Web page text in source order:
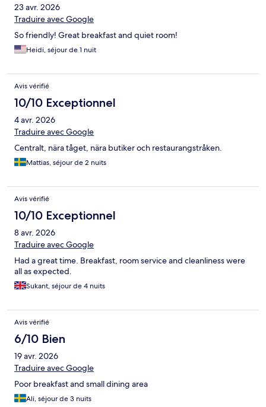
23 avr. 2026
Traduire avec Google
So friendly! Great breakfast and quiet room!
Heidi, séjour de 1 nuit
Avis vérifié
10/10 Exceptionnel
4 avr. 2026
Traduire avec Google
Centralt, nära tåget, nära butiker och restaurangstråken.
Mattias, séjour de 2 nuits
Avis vérifié
10/10 Exceptionnel
8 avr. 2026
Traduire avec Google
Had a great time. Breakfast, room service and cleanliness were
all as expected.
Sukant, séjour de 4 nuits
Avis vérifié
6/10 Bien
19 avr. 2026
Traduire avec Google
Poor breakfast and small dining area
Ali, séjour de 3 nuits